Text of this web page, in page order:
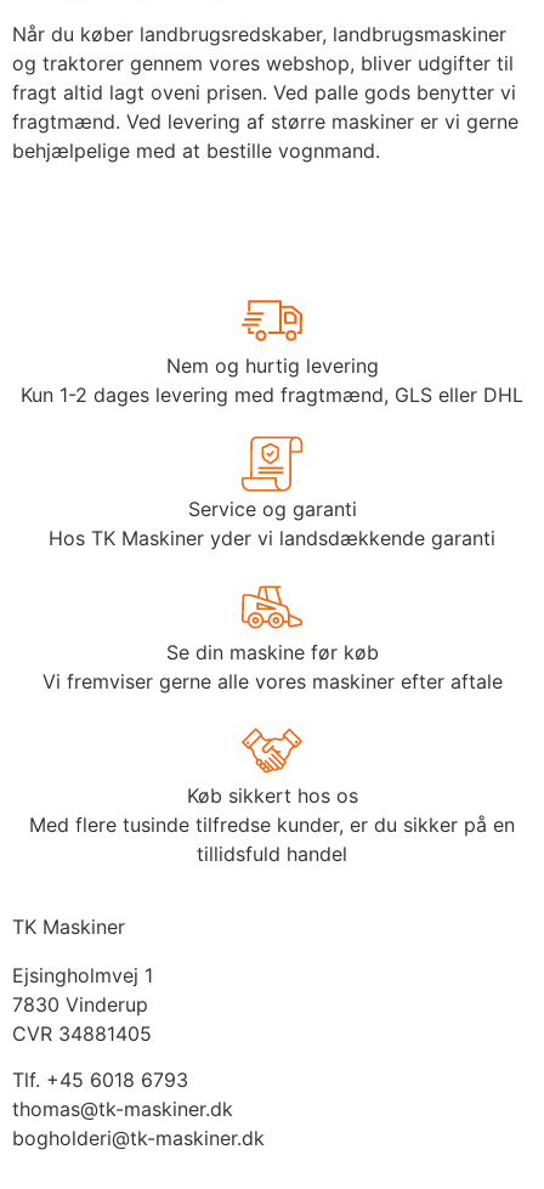
Når du køber landbrugsredskaber, landbrugsmaskiner
og traktorer gennem vores webshop, bliver udgifter til
fragt altid lagt oveni prisen. Ved palle gods benytter vi
fragtmænd. Ved levering af større maskiner er vi gerne
behjælpelige med at bestille vognmand.
Nem og hurtig levering
Kun 1-2 dages levering med fragtmænd, GLS eller DHL
Service og garanti
Hos TK Maskiner yder vi landsdækkende garanti
Se din maskine før køb
Vi fremviser gerne alle vores maskiner efter aftale
Køb sikkert hos os
Med flere tusinde tilfredse kunder, er du sikker på en
tillidsfuld handel
TK Maskiner
Ejsingholmvej 1
7830 Vinderup
CVR 34881405
​Tlf. +45 6018 6793
thomas@tk-maskiner.dk
bogholderi@tk-maskiner.dk